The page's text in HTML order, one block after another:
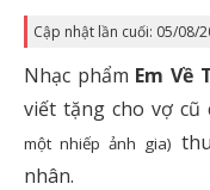
Cập nhật lần cuối: 05/08/
Nhạc phẩm Em Về
viết tặng cho vợ cũ
một nhiếp ảnh gia)
nhân.